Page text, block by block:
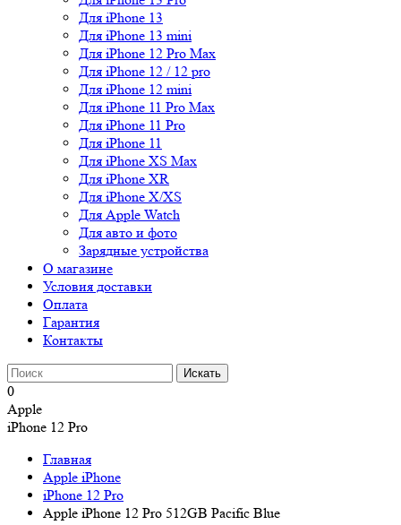
Для iPhone 13
Для iPhone 13 mini
Для iPhone 12 Pro Max
Для iPhone 12 / 12 pro
Для iPhone 12 mini
Для iPhone 11 Pro Max
Для iPhone 11 Pro
Для iPhone 11
Для iPhone XS Max
Для iPhone XR
Для iPhone X/XS
Для Apple Watch
Для авто и фото
Зарядные устройства
О магазине
Условия доставки
Оплата
Гарантия
Контакты
0
Apple
iPhone 12 Pro
Главная
Apple iPhone
iPhone 12 Pro
Apple iPhone 12 Pro 512GB Pacific Blue